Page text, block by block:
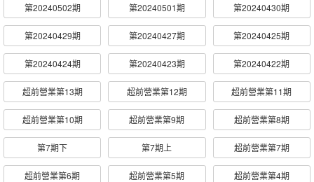
第20240502期 第20240501期 第20240430期
第20240429期 第20240427期 第20240425期
第20240424期 第20240423期 第20240422期
超前營業第13期 超前營業第12期 超前營業第11期
超前營業第10期 超前營業第9期 超前營業第8期
第7期下 第7期上 超前營業第7期
超前營業第6期 超前營業第5期 超前營業第4期